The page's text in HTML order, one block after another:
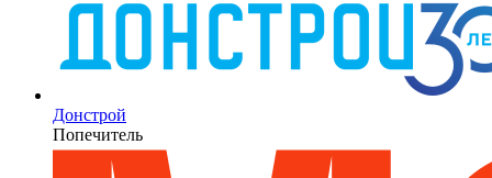
Донстрой
Попечитель